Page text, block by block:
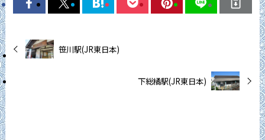
笹川駅(JR東日本)
下総橘駅(JR東日本)